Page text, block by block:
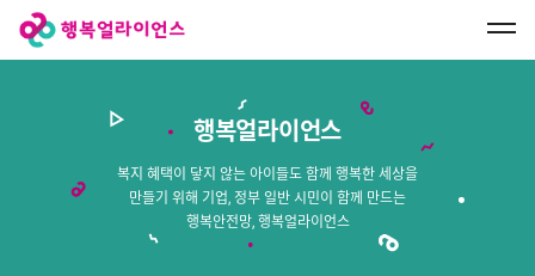
행
복
스
행복얼라이언스
복지 혜택이 닿지 않는 아이들도 함께 행복한 세상을
만들기 위해 기업, 정부 일반 시민이 함께 만드는
행복안전망, 행복얼라이언스